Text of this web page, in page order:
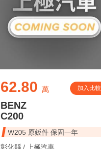
62.80 萬 加入比較
BENZ
C200
W205 原鈑件 保固一年
彰化縣 /
上極汽車